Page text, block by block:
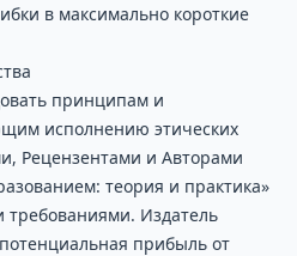
в максимально короткие
принципам и
исполнению этических
Рецензентами и Авторами
теория и практика»
требованиями. Издатель
прибыль от